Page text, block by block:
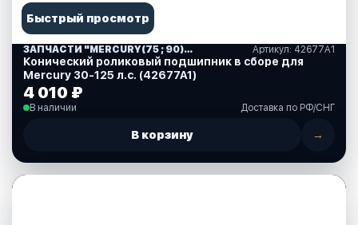
Быстрый просмотр
ЗАПЧАСТИ "MERCURY(75 ; 90)" США (10) Артикул: 42677A1
Конический роликовый подшипник в сборе для
Mercury 30-125 л.с. (42677A1)
4 010 ₽
В наличии Доставка по РФ/СНГ
В корзину →